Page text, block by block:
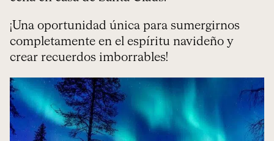
¡Una oportunidad única para sumergirnos
completamente en el espíritu navideño y
crear recuerdos imborrables!